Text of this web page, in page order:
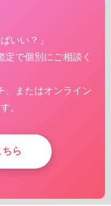
いい？」
で個別にご相談く
、またはオンライン
。
ら